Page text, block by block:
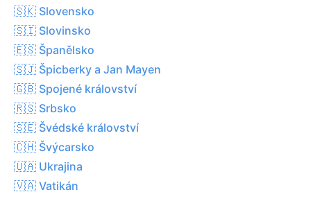
🇸🇰 Slovensko
🇸🇮 Slovinsko
🇪🇸 Španělsko
🇸🇯 Špicberky a Jan Mayen
🇬🇧 Spojené království
🇷🇸 Srbsko
🇸🇪 Švédské království
🇨🇭 Švýcarsko
🇺🇦 Ukrajina
🇻🇦 Vatikán